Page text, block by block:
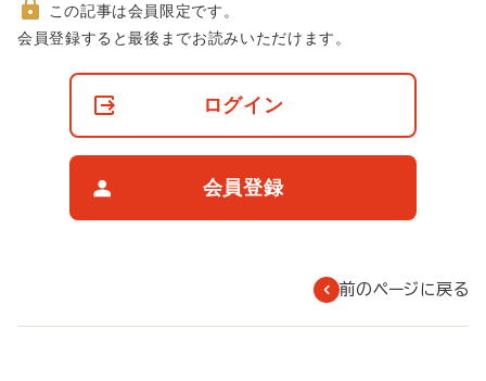
非
この記事は会員限定です。
会員登録すると最後までお読みいただけます。
ログイン
会員登録
前のページに戻る